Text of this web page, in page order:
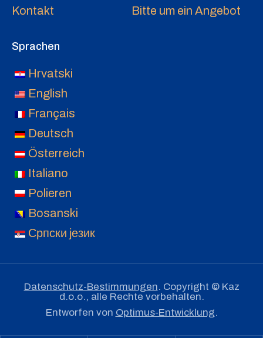
Kontakt
Bitte um ein Angebot
Sprachen
Hrvatski
English
Français
Deutsch
Österreich
Italiano
Polieren
Bosanski
Српски језик
Datenschutz-Bestimmungen. Copyright © Kaz
d.o.o., alle Rechte vorbehalten.
Entworfen von Optimus-Entwicklung.